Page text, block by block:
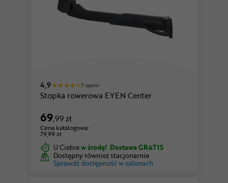
4,9 7 opinii
Stopka rowerowa EYEN Center
69,99 zł
Cena katalogowa:
79,99 zł
U Ciebiew środę! Dostawa GRATIS
Dostępny również stacjonarnie
Sprawdź dostępność w salonach